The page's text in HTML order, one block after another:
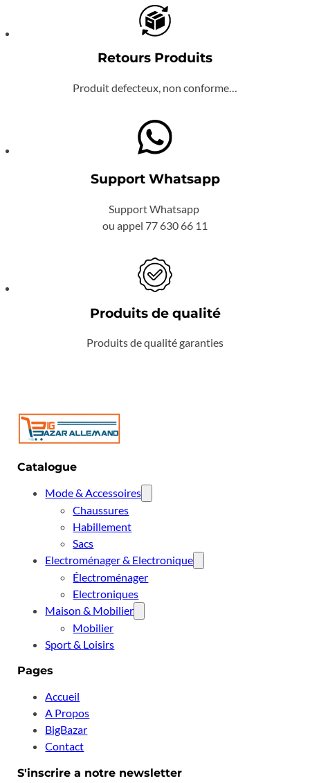
Retours Produits
Produit defecteux, non conforme…
Support Whatsapp
Support Whatsapp
ou appel 77 630 66 11
Produits de qualité
Produits de qualité garanties
Catalogue
Mode & Accessoires
Chaussures
Habillement
Sacs
Electroménager & Electronique
Électroménager
Electroniques
Maison & Mobilier
Mobilier
Sport & Loisirs
Pages
Accueil
A Propos
BigBazar
Contact
S'inscrire a notre newsletter